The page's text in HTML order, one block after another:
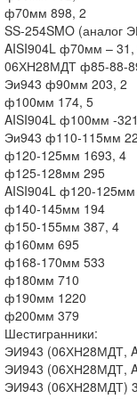
ф70мм 898, 2
SS-254SMO (аналог
AISI904L ф70мм – 31,
06ХН28МДТ ф85-88-
Эи943 ф90мм 203, 2
ф100мм 174, 5
AISI904L ф100мм -
Эи943 ф110-115мм
ф120-125мм 1693, 4
ф125-128мм 295
AISI904L ф120-125мм
ф140-145мм 194
ф150-155мм 387, 4
ф160мм 695
ф168-170мм 533
ф180мм 710
ф190мм 1220
ф200мм 379
Шестигранники:
ЭИ943 (06ХН28МДТ,
ЭИ943 (06ХН28МДТ,
ЭИ943 (06ХН28МДТ)